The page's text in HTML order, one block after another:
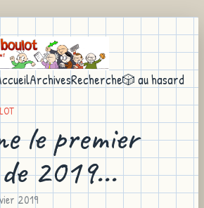
ArchivesRecherche🎲 au hasard
le premier
2019...
2019